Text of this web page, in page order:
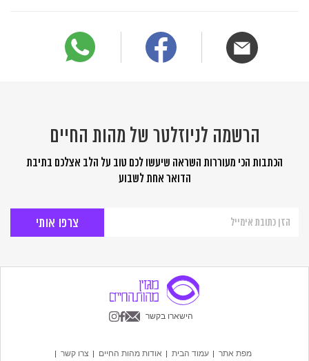
הרשמה לניוזלטר של מהות החיים
הכתבות הכי מעוררות השראה שיעשו לכם טוב על הלב אצלכם בתיבת
הדואר אחת לשבוע
לניוזלטר
החיים
הישארו בקשר
מפת אתר עמוד הבית אודות מהות החיים צרו קשר